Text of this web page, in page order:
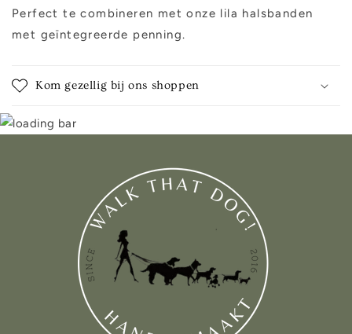
Perfect te combineren met onze lila halsbanden
met geïntegreerde penning.
Kom gezellig bij ons shoppen